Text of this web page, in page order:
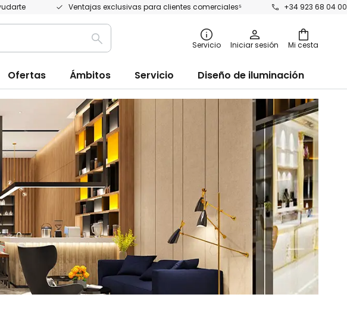
Ventajas exclusivas para clientes comerciales⁵ +34 923 68 04 00
Mi cesta
Buscar Servicio Iniciar sesión
Ofertas Ámbitos Servicio Diseño de iluminación